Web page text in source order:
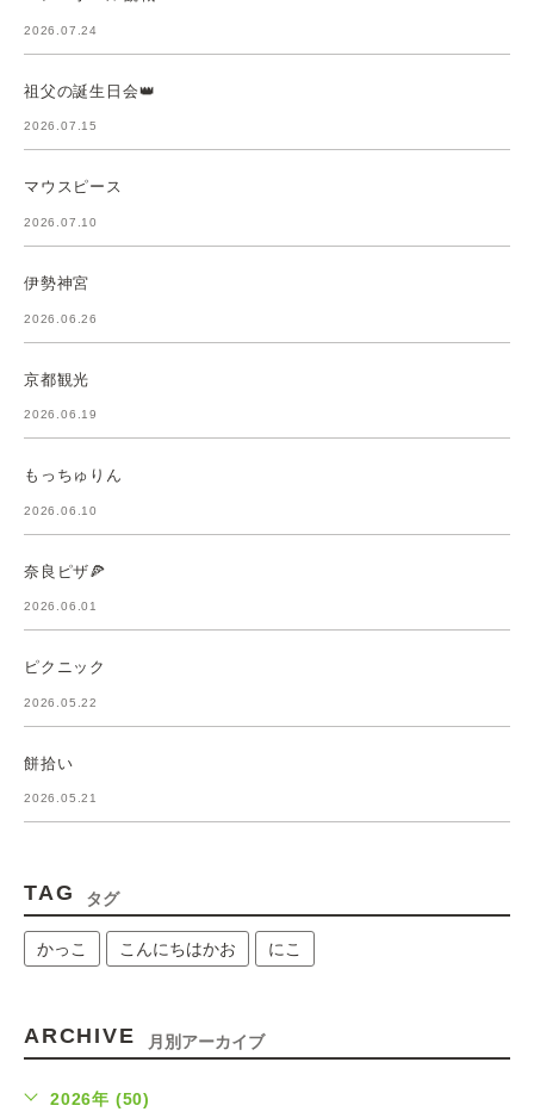
2026.07.24
祖父の誕生日会👑
2026.07.15
マウスピース
2026.07.10
伊勢神宮
2026.06.26
京都観光
2026.06.19
もっちゅりん
2026.06.10
奈良ピザ🍕
2026.06.01
ピクニック
2026.05.22
餅拾い
2026.05.21
TAG タグ
かっこ こんにちはかお にこ
ARCHIVE 月別アーカイブ
2026年 (50)